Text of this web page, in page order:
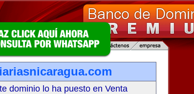
dominio lo ha puesto en Venta